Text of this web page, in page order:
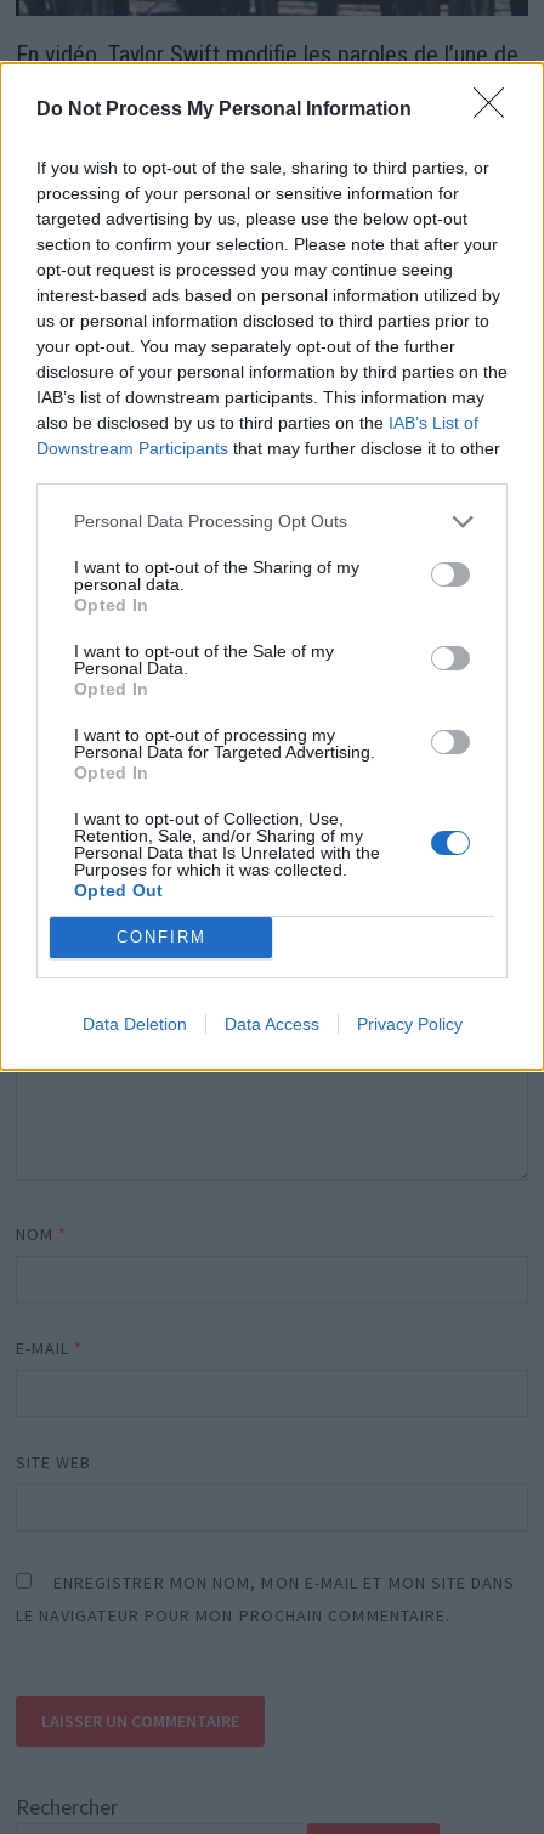
Do Not Process My Personal Information
If you wish to opt-out of the sale, sharing to third parties, or
processing of your personal or sensitive information for
targeted advertising by us, please use the below opt-out
section to confirm your selection. Please note that after your
opt-out request is processed you may continue seeing
interest-based ads based on personal information utilized by
us or personal information disclosed to third parties prior to
your opt-out. You may separately opt-out of the further
disclosure of your personal information by third parties on the
IAB’s list of downstream participants. This information may
also be disclosed by us to third parties on the IAB’s List of
Downstream Participants that may further disclose it to other
Personal Data Processing Opt Outs
I want to opt-out of the Sharing of my
personal data.
Opted In
I want to opt-out of the Sale of my
Personal Data.
Opted In
I want to opt-out of processing my
Personal Data for Targeted Advertising.
Opted In
I want to opt-out of Collection, Use,
Retention, Sale, and/or Sharing of my
Personal Data that Is Unrelated with the
Purposes for which it was collected.
Opted Out
CONFIRM
Data Deletion Data Access Privacy Policy
En vidéo, Taylor Swift modifie les paroles de l’une de
ses chansons pour célébrer la victoire de l’équipe de
Travis Kelce !
qui a ému les élèves (Vidéo)
26 octobre 2024
Laisser un commentaire
obligatoires sont indiqués avec*
COMMENTAIRE*
NOM *
E-MAIL *
SITE WEB
ENREGISTRER MON NOM, MON E-MAIL ET MON SITE DANS
LE NAVIGATEUR POUR MON PROCHAIN COMMENTAIRE.
Rechercher